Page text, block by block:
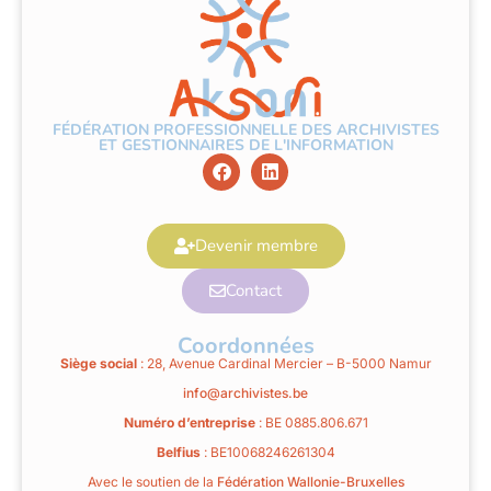
FÉDÉRATION PROFESSIONNELLE DES ARCHIVISTES
ET GESTIONNAIRES DE L'INFORMATION
Devenir membre
Contact
Coordonnées
Siège social: 28, Avenue Cardinal Mercier – B-5000 Namur
info@archivistes.be
Numéro d’entreprise: BE 0885.806.671
Belfius: BE10068246261304
Avec le soutien de la Fédération Wallonie-Bruxelles